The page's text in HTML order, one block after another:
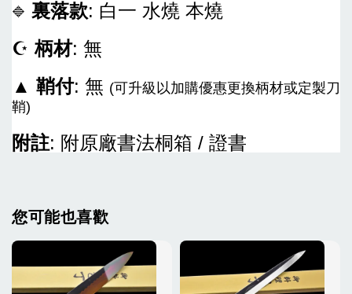
🔷 裏落款: 白一 水燒 本燒
☪柄材: 無
▲ 鞘付: 無 (可升級以加購優惠更換柄材或定製刀
鞘)
附註: 附原廠書法桐箱 / 證書
您可能也喜歡